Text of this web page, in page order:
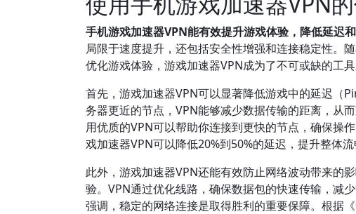
手机游戏加速器VPN能有效提升游戏体验，降低延迟
局限于速度提升，还包括安全性增强和连接稳定性。
优化游戏体验，游戏加速器VPN成为了不可或缺的工具
首先，游戏加速器VPN可以显著降低游戏中的延迟（
务器更近的节点，VPN能够减少数据传输的距离，从
用优质的VPN可以帮助你连接到更快的节点，确保操
戏加速器VPN可以降低20%到50%的延迟，提升整体流
此外，游戏加速器VPN还能有效防止网络波动带来的
验。VPN通过优化线路，确保数据包的快速传输，减
强调，稳定的网络连接是取得胜利的重要保障。根据